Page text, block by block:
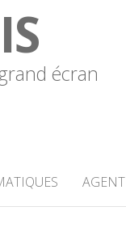
écran
AGENT